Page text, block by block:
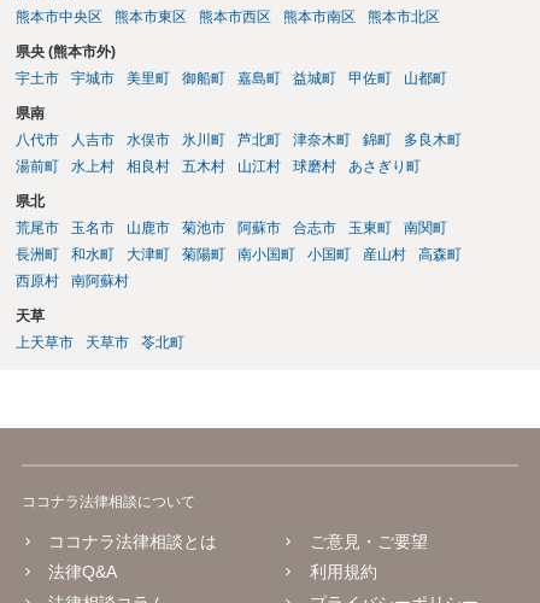
熊本市中央区
熊本市東区 熊本市西区 熊本市南区 熊本市北区
県央 (熊本市外)
宇土市
宇城市 美里町 御船町 嘉島町 益城町 甲佐町 山都町
県南
八代市
人吉市 水俣市 氷川町 芦北町 津奈木町 錦町
多良木町
湯前町
水上村 相良村 五木村 山江村 球磨村 あさぎり町
県北
荒尾市
玉名市 山鹿市 菊池市 阿蘇市 合志市 玉東町
南関町
長洲町
和水町 大津町 菊陽町 南小国町 小国町 産山村
高森町
西原村
南阿蘇村
天草
上天草市
天草市 苓北町
ココナラ法律相談について
ココナラ法律相談とは
法律Q&A
ご意見・ご要望
利用規約